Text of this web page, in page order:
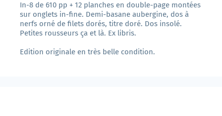
In-8 de 610 pp + 12 planches en double-page montées
sur onglets in-fine. Demi-basane aubergine, dos à
nerfs orné de filets dorés, titre doré. Dos insolé.
Petites rousseurs ça et là. Ex libris.
Edition originale en très belle condition.